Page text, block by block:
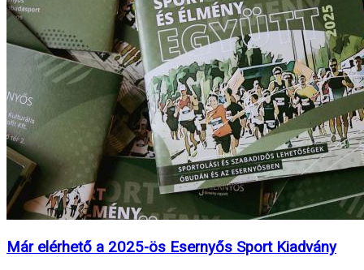
Már elérhető a 2025-ös Esernyős Sport Kiadvány